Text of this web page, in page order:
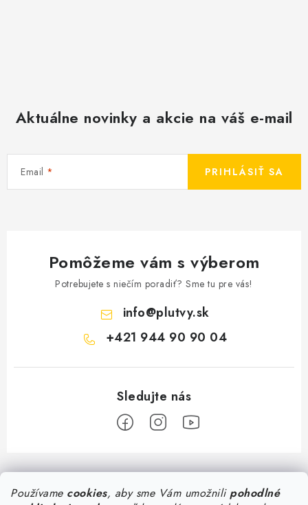
Používame cookies, aby sme Vám umožnilipohodlné
Aktuálne novinky a akcie na váš e-mail
Email PRIHLÁSIŤ SA
Pomôžeme vám s výberom
Potrebujete s niečím poradiť? Sme tu pre vás!
info@plutvy.sk
+421 944 90 90 04
Z
á
Predajňa Plutvy.sk